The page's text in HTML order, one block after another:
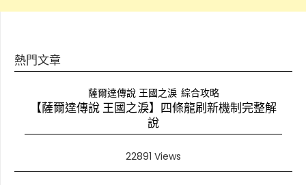
熱門文章
薩爾達傳說 王國之淚 綜合攻略
【薩爾達傳說 王國之淚】四條龍刷新機制完整解
說
22891 Views